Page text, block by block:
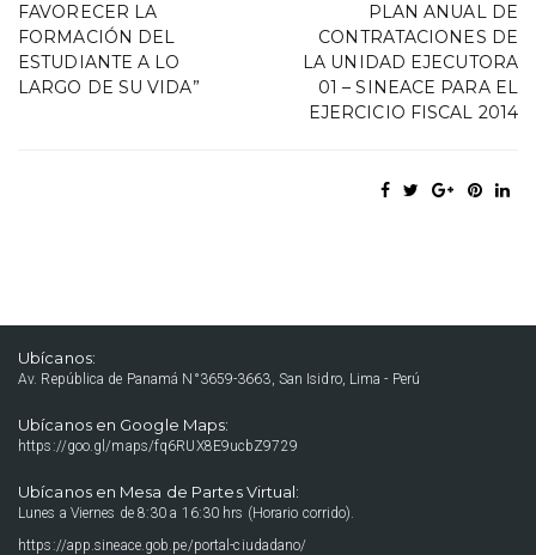
FAVORECER LA
FORMACIÓN DEL
ESTUDIANTE A LO
LARGO DE SU VIDA”
PLAN ANUAL DE
CONTRATACIONES DE
LA UNIDAD EJECUTORA
01 – SINEACE PARA EL
EJERCICIO FISCAL 2014
Ubícanos:
Av. República de Panamá N°3659-3663, San Isidro, Lima - Perú
Ubícanos en Google Maps:
https://goo.gl/maps/fq6RUX8E9ucbZ9729
Ubícanos en Mesa de Partes Virtual:
Lunes a Viernes de 8:30 a 16:30 hrs (Horario corrido).
https://app.sineace.gob.pe/portal-ciudadano/